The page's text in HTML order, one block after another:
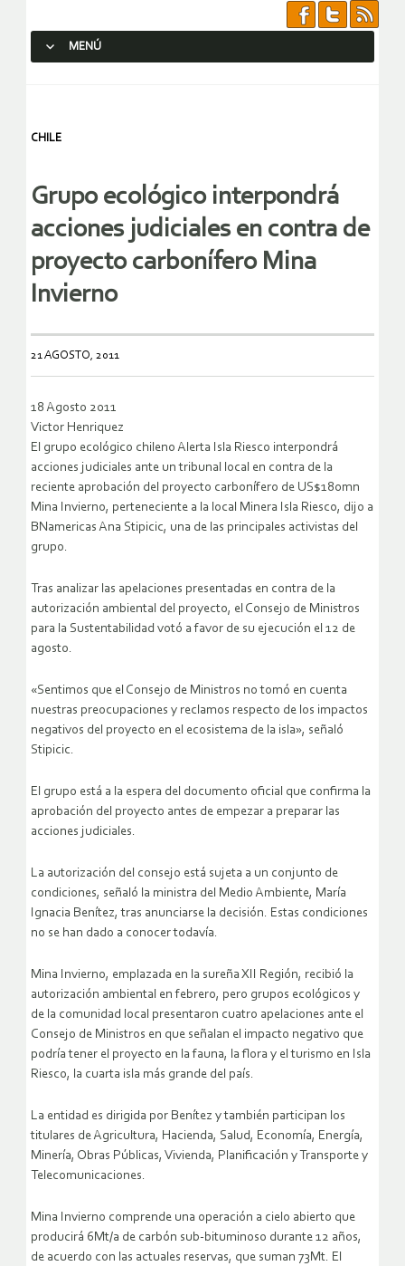
MENÚ
CHILE
Grupo ecológico interpondrá
acciones judiciales en contra de
proyecto carbonífero Mina
Invierno
21 AGOSTO, 2011
18 Agosto 2011
Victor Henriquez
El grupo ecológico chileno Alerta Isla Riesco interpondrá
acciones judiciales ante un tribunal local en contra de la
reciente aprobación del proyecto carbonífero de US$180mn
Mina Invierno, perteneciente a la local Minera Isla Riesco, dijo a
BNamericas Ana Stipicic, una de las principales activistas del
grupo.
Tras analizar las apelaciones presentadas en contra de la
autorización ambiental del proyecto, el Consejo de Ministros
para la Sustentabilidad votó a favor de su ejecución el 12 de
agosto.
«Sentimos que el Consejo de Ministros no tomó en cuenta
nuestras preocupaciones y reclamos respecto de los impactos
negativos del proyecto en el ecosistema de la isla», señaló
Stipicic.
El grupo está a la espera del documento oficial que confirma la
aprobación del proyecto antes de empezar a preparar las
acciones judiciales.
La autorización del consejo está sujeta a un conjunto de
condiciones, señaló la ministra del Medio Ambiente, María
Ignacia Benítez, tras anunciarse la decisión. Estas condiciones
no se han dado a conocer todavía.
Mina Invierno, emplazada en la sureña XII Región, recibió la
autorización ambiental en febrero, pero grupos ecológicos y
de la comunidad local presentaron cuatro apelaciones ante el
Consejo de Ministros en que señalan el impacto negativo que
podría tener el proyecto en la fauna, la flora y el turismo en Isla
Riesco, la cuarta isla más grande del país.
La entidad es dirigida por Benítez y también participan los
titulares de Agricultura, Hacienda, Salud, Economía, Energía,
Minería, Obras Públicas, Vivienda, Planificación y Transporte y
Telecomunicaciones.
Mina Invierno comprende una operación a cielo abierto que
producirá 6Mt/a de carbón sub-bituminoso durante 12 años,
de acuerdo con las actuales reservas, que suman 73Mt. El